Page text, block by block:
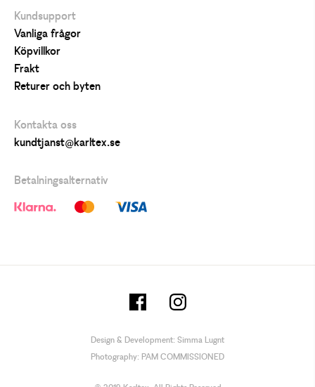
Kundsupport
Vanliga frågor
Köpvillkor
Frakt
Returer och byten
Kontakta oss
kundtjanst@karltex.se
Betalningsalternativ
Design & Development: Simma Lugnt
Photography: PAM COMMISSIONED